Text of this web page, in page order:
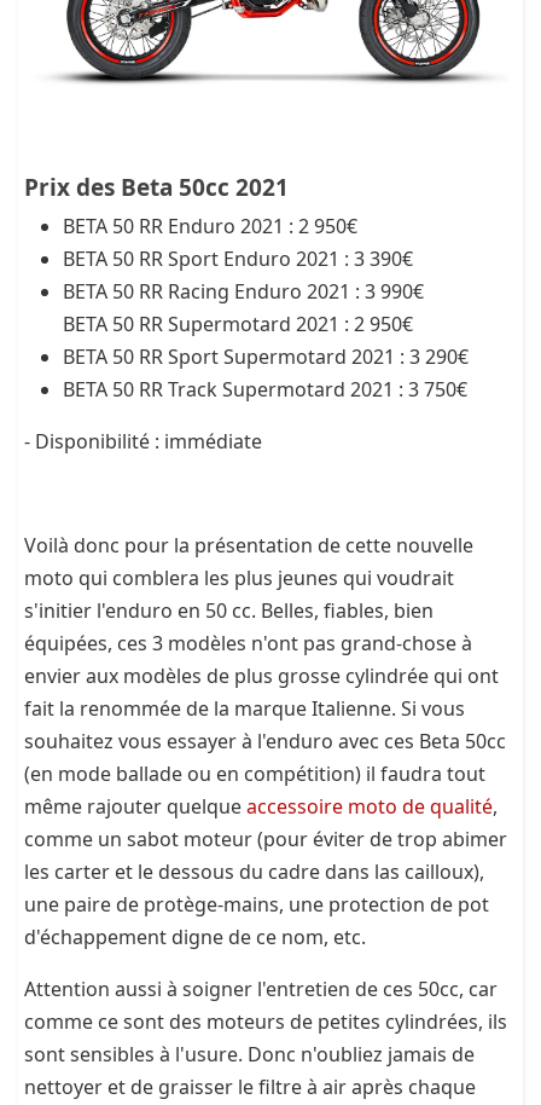
Prix des Beta 50cc 2021
BETA 50 RR Enduro 2021 : 2 950€
BETA 50 RR Sport Enduro 2021 : 3 390€
BETA 50 RR Racing Enduro 2021 : 3 990€
BETA 50 RR Supermotard 2021 : 2 950€
BETA 50 RR Sport Supermotard 2021 : 3 290€
BETA 50 RR Track Supermotard 2021 : 3 750€
- Disponibilité : immédiate
Voilà donc pour la présentation de cette nouvelle
moto qui comblera les plus jeunes qui voudrait
s'initier l'enduro en 50 cc. Belles, fiables, bien
équipées, ces 3 modèles n'ont pas grand-chose à
envier aux modèles de plus grosse cylindrée qui ont
fait la renommée de la marque Italienne. Si vous
souhaitez vous essayer à l'enduro avec ces Beta 50cc
(en mode ballade ou en compétition) il faudra tout
même rajouter quelqueaccessoire moto de qualité,
comme un sabot moteur (pour éviter de trop abimer
les carter et le dessous du cadre dans las cailloux),
une paire de protège-mains, une protection de pot
d'échappement digne de ce nom, etc.
Attention aussi à soigner l'entretien de ces 50cc, car
comme ce sont des moteurs de petites cylindrées, ils
sont sensibles à l'usure. Donc n'oubliez jamais de
nettoyer et de graisser le filtre à air après chaque